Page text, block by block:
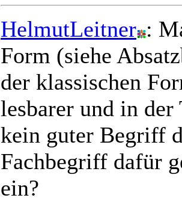
HelmutLeitner :
Form (siehe
der klassischen
lesbarer und in
kein guter Begriff
Fachbegriff dafür
ein?